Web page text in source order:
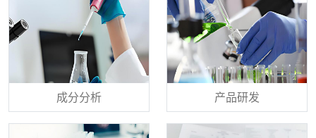
成分分析 产品研发